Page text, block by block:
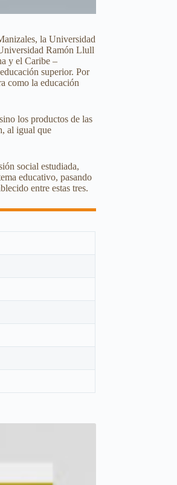
la Universidad
Ramón Llull
y el Caribe –
superior. Por
como la educación
los productos de las
al igual que
social estudiada,
educativo, pasando
entre estas tres.